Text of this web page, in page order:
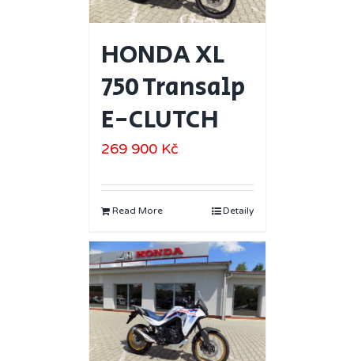
HONDA XL
750 Transalp
E-CLUTCH
269 900 Kč
Read More Detaily